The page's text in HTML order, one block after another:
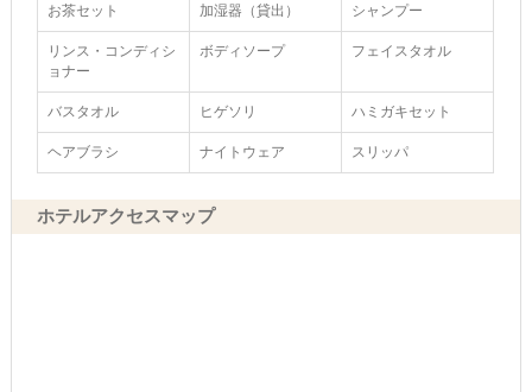
お茶セット 加湿器（貸出） シャンプー
リンス・コンディシ
ョナー
ボディソープ フェイスタオル
バスタオル ヒゲソリ ハミガキセット
ヘアブラシ ナイトウェア スリッパ
ホテルアクセスマップ